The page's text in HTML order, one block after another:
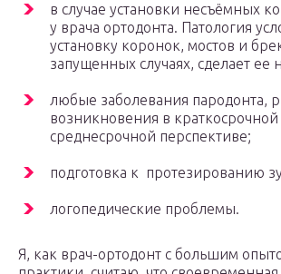
в случае установки несъёмных
у врача ортодонта. Патология
установку коронок, мостов и
запущенных случаях, сделает ее
любые заболевания пародонта,
возникновения в краткосрочной
среднесрочной перспективе;
подготовка к протезированию
логопедические проблемы.
Я, как врач-ортодонт с большим